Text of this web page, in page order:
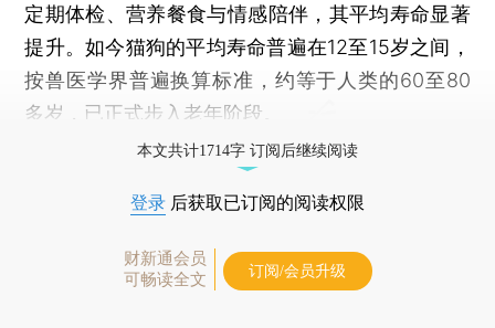
定期体检、营养餐食与情感陪伴，其平均寿命显著
提升。如今猫狗的平均寿命普遍在12至15岁之间，
按兽医学界普遍换算标准，约等于人类的60至80
多岁，已正式步入老年阶段。
本文共计1714字 订阅后继续阅读
登录 后获取已订阅的阅读权限
财新通会员
可畅读全文
订阅/会员升级